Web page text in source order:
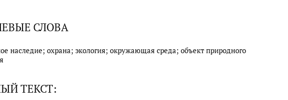
СЛОВА
наследие; охрана; экология; окружающая среда; объект природного
ТЕКСТ: